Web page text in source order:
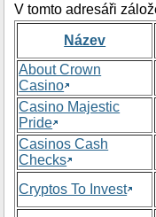
V tomto adresáři
Název
About Crown
Casino
Casino Majestic
Pride
Casinos Cash
Checks
Cryptos To Invest